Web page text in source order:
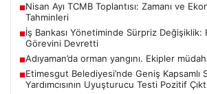
■Nisan Ayı TCMB Toplantısı: Zamanı ve
Tahminleri
■İş Bankası Yönetiminde Sürpriz Değişiklik:
Görevini Devretti
■Adıyaman’da orman yangını. Ekipler
■Etimesgut Belediyesi’nde Geniş Kapsamlı
Yardımcısının Uyuşturucu Testi Pozitif Çıktı